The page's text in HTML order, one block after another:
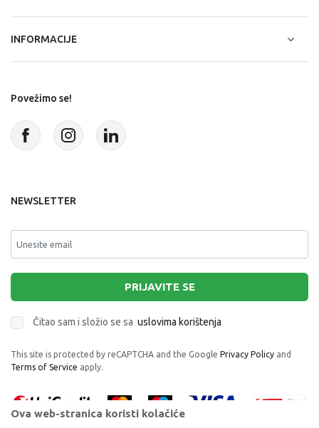
INFORMACIJE
Povežimo se!
NEWSLETTER
PRIJAVITE SE
Čitao sam i složio se sa uslovima korištenja
This site is protected by reCAPTCHA and the Google Privacy Policy and
Terms of Service apply.
Ova web-stranica koristi kolačiće